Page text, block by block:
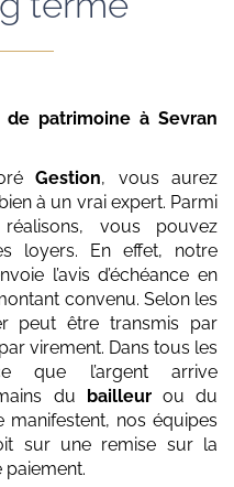
patrimoine à Sevran
Gestion, vous aurez
à un vrai expert. Parmi
vous pouvez
loyers. En effet, notre
l’avis d’échéance en
convenu. Selon les
peut être transmis par
virement. Dans tous les
que l’argent arrive
du
bailleurou du
manifestent, nos équipes
sur une remise sur la
paiement.